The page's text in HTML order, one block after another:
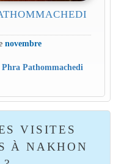
novembre
Pathommachedi
VISITES
À NAKHON